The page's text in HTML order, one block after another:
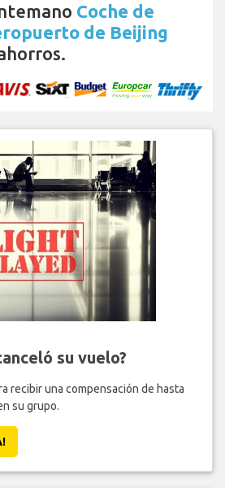
Coche de
de Beijing
su vuelo?
recibir una compensación de hasta
su grupo.